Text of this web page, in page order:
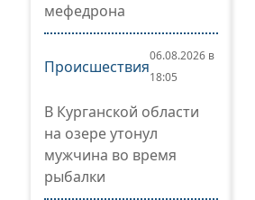
мефедрона
Происшествия
06.08.2026 в
18:05
В Курганской области
на озере утонул
мужчина во время
рыбалки